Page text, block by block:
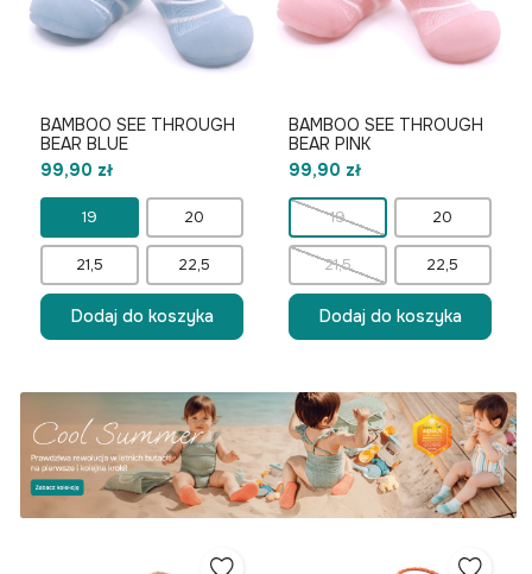
BAMBOO SEE THROUGH
BEAR BLUE
99,90 zł
19 20
21,5 22,5
Dodaj do koszyka
BAMBOO SEE THROUGH
BEAR PINK
99,90 zł
19 20
21,5 22,5
Dodaj do koszyka